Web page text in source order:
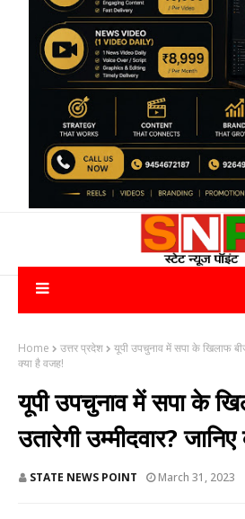
Home उत्तर प्रदेश
यूपी उपचुनाव में सपा के खिलाफ
क्या है वजह!
यूपी उपचुनाव में सपा के
उतारेगी उम्मीदवार?
STATE NEWS POINT March 31, 2023